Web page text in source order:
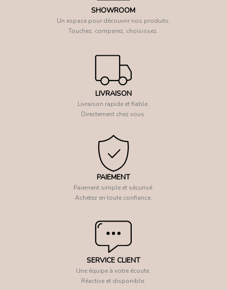
SHOWROOM
Un espace pour découvrir nos produits.
Touchez, comparez, choisissez.
LIVRAISON
Livraison rapide et fiable.
Directement chez vous.
PAIEMENT
Paiement simple et sécurisé.
Achetez en toute confiance.
SERVICE CLIENT
Une équipe à votre écoute.
Réactive et disponible.